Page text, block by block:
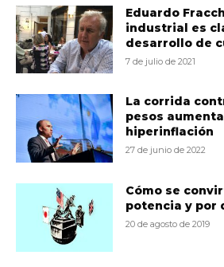
Eduardo
industrial es
desarrollo de
7 de julio de 2021
La corrida
pesos
hiperinflación
27 de junio de 2022
Cómo se
potencia y por
20 de agosto de 2019